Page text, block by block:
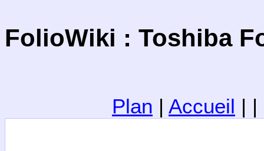
FolioWiki : Toshiba
Plan | Accueil | |